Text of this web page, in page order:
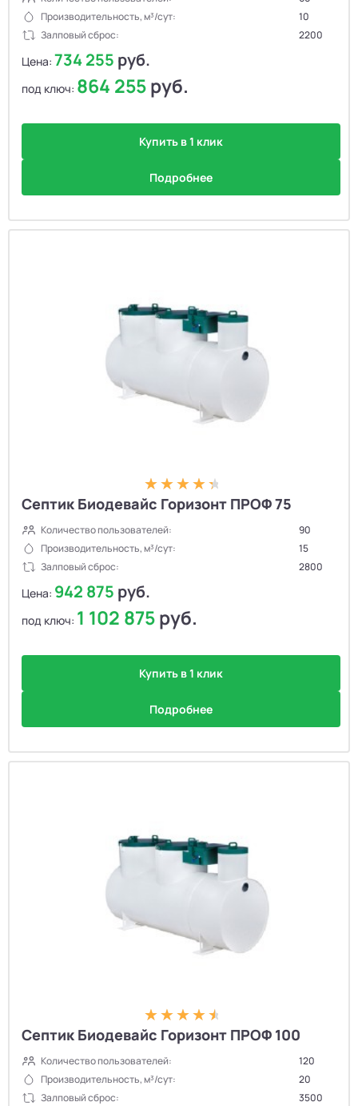
Производительность, м³/сут:
10
Залповый сброс:
2200
Цена: 734 255 руб.
под ключ: 864 255руб.
Купить в 1 клик
Подробнее
Септик Биодевайс Горизонт ПРОФ 75
Количество пользователей:
90
Производительность, м³/сут:
15
Залповый сброс:
2800
Цена: 942 875 руб.
под ключ: 1 102 875руб.
Купить в 1 клик
Подробнее
Септик Биодевайс Горизонт ПРОФ 100
Количество пользователей:
120
Производительность, м³/сут:
20
Залповый сброс:
3500